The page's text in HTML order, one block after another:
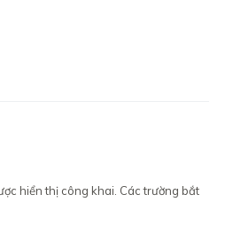
hiển thị công khai. Các trường bắt